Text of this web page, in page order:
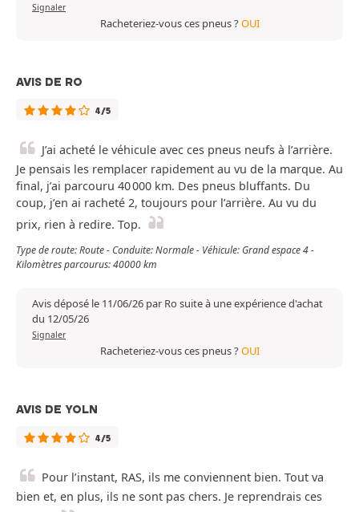
Signaler
Racheteriez-vous ces pneus ?OUI
AVIS DE RO
4/5
J’ai acheté le véhicule avec ces pneus neufs à l’arrière.
Je pensais les remplacer rapidement au vu de la marque. Au
final, j’ai parcouru 40 000 km. Des pneus bluffants. Du
coup, j’en ai racheté 2, toujours pour l’arrière. Au vu du
prix, rien à redire. Top.
Type de route: Route - Conduite: Normale - Véhicule: Grand espace 4 -
Kilomètres parcourus: 40000 km
Avis déposé le 11/06/26 par Ro suite à une expérience d'achat
du 12/05/26
Signaler
Racheteriez-vous ces pneus ?OUI
AVIS DE YOLN
4/5
Pour l’instant, RAS, ils me conviennent bien. Tout va
bien et, en plus, ils ne sont pas chers. Je reprendrais ces